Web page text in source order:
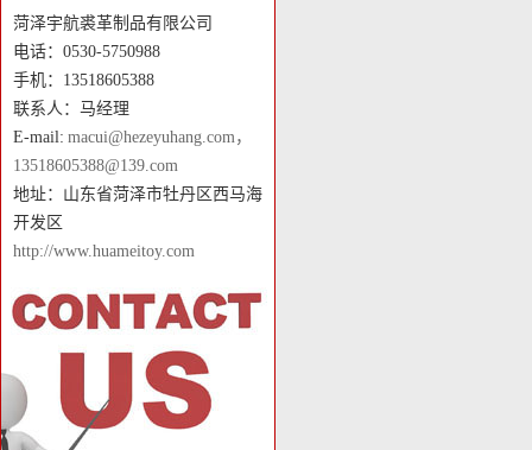
菏泽宇航裘革制品有限公司
电话：0530-5750988
手机：13518605388
联系人：马经理
E-mail: macui@hezeyuhang.com，
13518605388@139.com
地址：山东省菏泽市牡丹区西马海
开发区
http://www.huameitoy.com